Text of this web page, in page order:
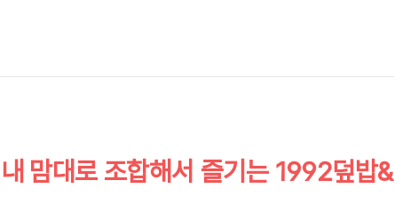
맘대로 조합해서 즐기는 1992덮밥&